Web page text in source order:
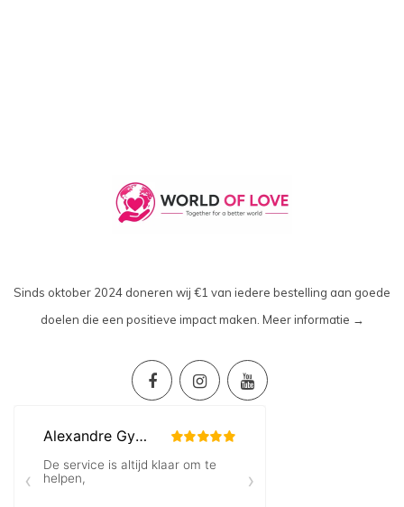
Sinds oktober 2024 doneren wij €1 van iedere bestelling aan goede
doelen die een positieve impact maken. Meer informatie →